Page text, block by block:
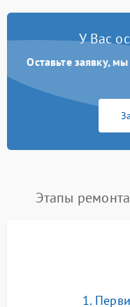
У Вас
Оставьте заявку,
Этапы
1.